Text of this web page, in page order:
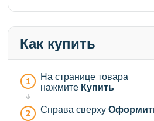
Как купить
На странице товара
нажмите Купить
Справа сверху